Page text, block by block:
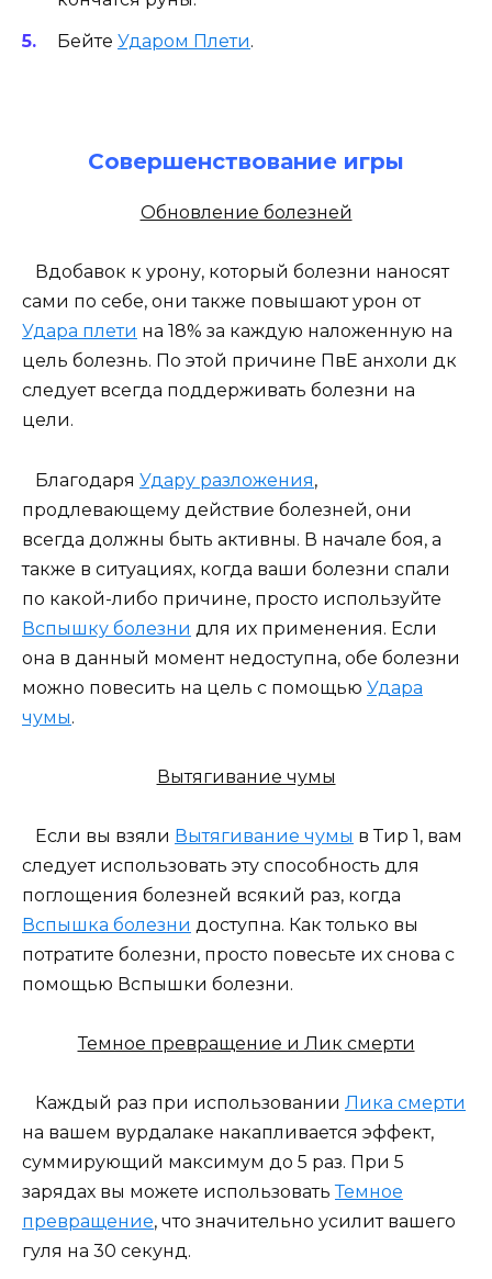
Бейте Ударом Плети.
Совершенствование игры
Обновление болезней
Вдобавок к урону, который болезни наносят
сами по себе, они также повышают урон от
Удара плети на 18% за каждую наложенную на
цель болезнь. По этой причине ПвЕ анхоли дк
следует всегда поддерживать болезни на
цели.
Благодаря Удару разложения,
продлевающему действие болезней, они
всегда должны быть активны. В начале боя, а
также в ситуациях, когда ваши болезни спали
по какой-либо причине, просто используйте
Вспышку болезни для их применения. Если
она в данный момент недоступна, обе болезни
можно повесить на цель с помощью Удара
чумы.
Вытягивание чумы
Если вы взяли Вытягивание чумы в Тир 1, вам
следует использовать эту способность для
поглощения болезней всякий раз, когда
Вспышка болезни доступна. Как только вы
потратите болезни, просто повесьте их снова с
помощью Вспышки болезни.
Темное превращение и Лик смерти
Каждый раз при использовании Лика смерти
на вашем вурдалаке накапливается эффект,
суммирующий максимум до 5 раз. При 5
зарядах вы можете использоватьТемное
превращение, что значительно усилит вашего
гуля на 30 секунд.